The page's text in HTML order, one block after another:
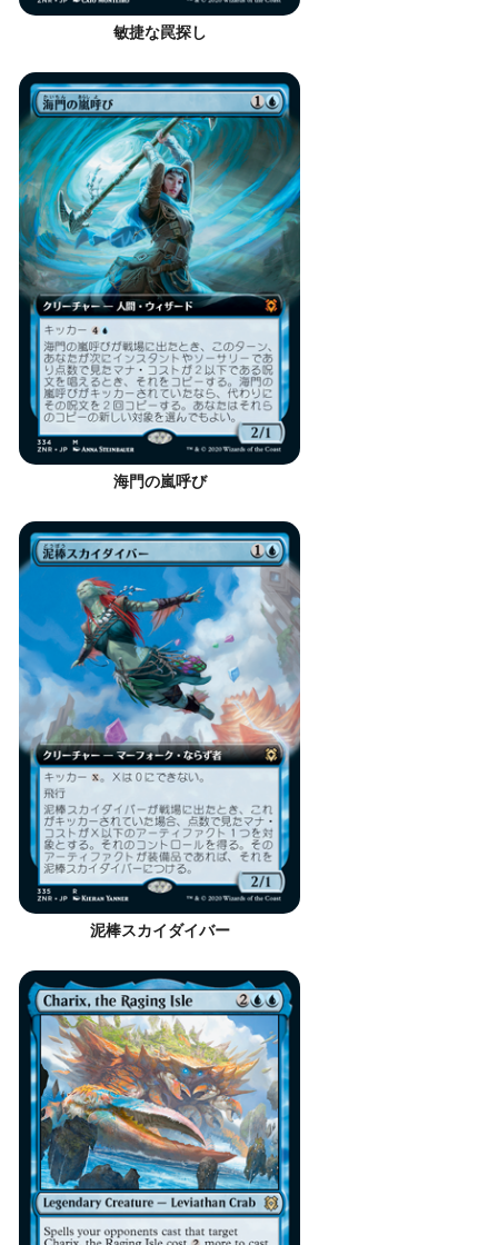
敏捷な罠探し
海門の嵐呼び
泥棒スカイダイバー